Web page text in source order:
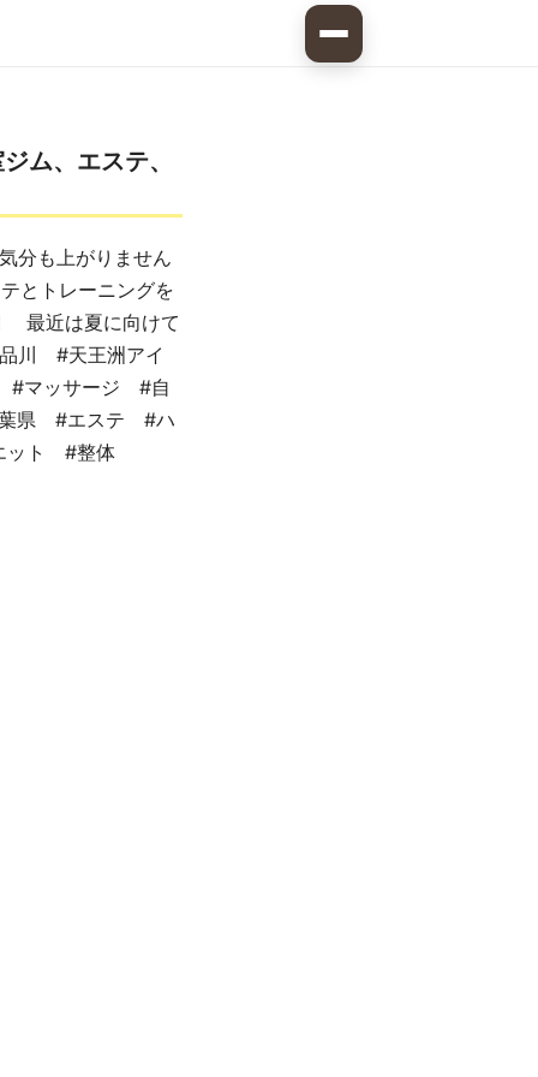
ム、エステ、
分も上がりません
とトレーニングを
最近は夏に向けて
川 #天王洲アイ
マッサージ #自
県 #エステ #ハ
ット #整体